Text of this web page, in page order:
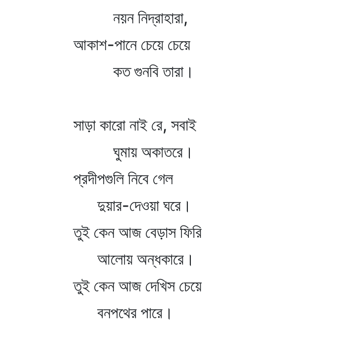
নয়ন নিদ্রাহারা,
আকাশ-পানে চেয়ে চেয়ে
কত গুনবি তারা।
সাড়া কারো নাই রে, সবাই
ঘুমায় অকাতরে।
প্রদীপগুলি নিবে গেল
দুয়ার-দেওয়া ঘরে।
তুই কেন আজ বেড়াস ফিরি
আলোয় অন্ধকারে।
তুই কেন আজ দেখিস চেয়ে
বনপথের পারে।